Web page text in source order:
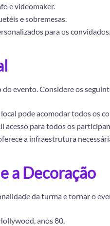
e videomaker.
e sobremesas.
para os convidados.
evento. Considere os
pode acomodar todos os
acesso para todos os
a infraestrutura
a Decoração
da turma e tornar o
anos 80.